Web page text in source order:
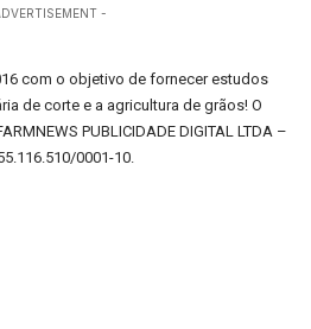
-
com o objetivo de fornecer estudos
de corte e a agricultura de grãos! O
PUBLICIDADE DIGITAL LTDA –
0001-10.